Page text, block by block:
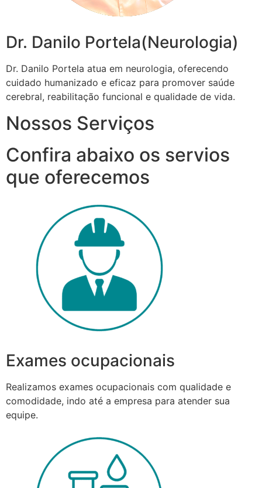
Dr. Danilo Portela(Neurologia)
Dr. Danilo Portela atua em neurologia, oferecendo
cuidado humanizado e eficaz para promover saúde
cerebral, reabilitação funcional e qualidade de vida.
Nossos Serviços
Confira abaixo os servios
que oferecemos
Exames ocupacionais
Realizamos exames ocupacionais com qualidade e
comodidade, indo até a empresa para atender sua
equipe.